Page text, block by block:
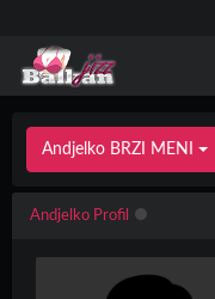
Andjelko BRZI MENI
Andjelko Profil